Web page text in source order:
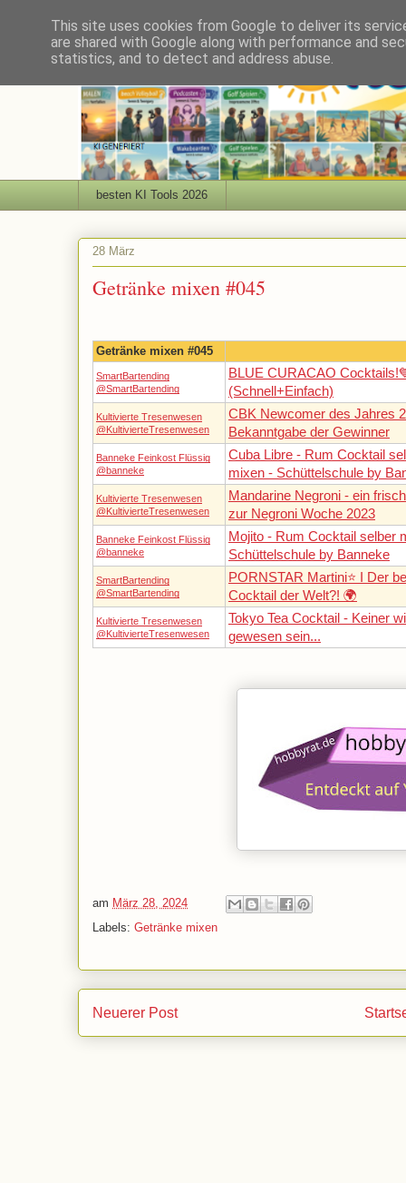
besten KI Tools 2026
28 März
Getränke mixen #045
Getränke mixen #045
SmartBartending
@SmartBartending
BLUE CURACAO
(Schnell+Einfach)
Kultivierte Tresenwesen
@KultivierteTresenwesen
CBK Newcomer des Jahres
Bekanntgabe der Gewinner
Banneke Feinkost Flüssig
@banneke
Cuba Libre - Rum Cocktail
mixen - Schüttelschule by
Kultivierte Tresenwesen
@KultivierteTresenwesen
Mandarine Negroni - ein
zur Negroni Woche 2023
Banneke Feinkost Flüssig
@banneke
Mojito - Rum Cocktail selber
Schüttelschule by Banneke
SmartBartending
@SmartBartending
PORNSTAR Martini⭐️ I Der
Cocktail der Welt?! 🌍
Kultivierte Tresenwesen
@KultivierteTresenwesen
Tokyo Tea Cocktail - Keiner
gewesen sein...
am März 28, 2024
Labels: Getränke mixen
Neuerer Post
This site uses cookies from Google to deliver its
are shared with Google along with performance and
statistics, and to detect and address abuse.